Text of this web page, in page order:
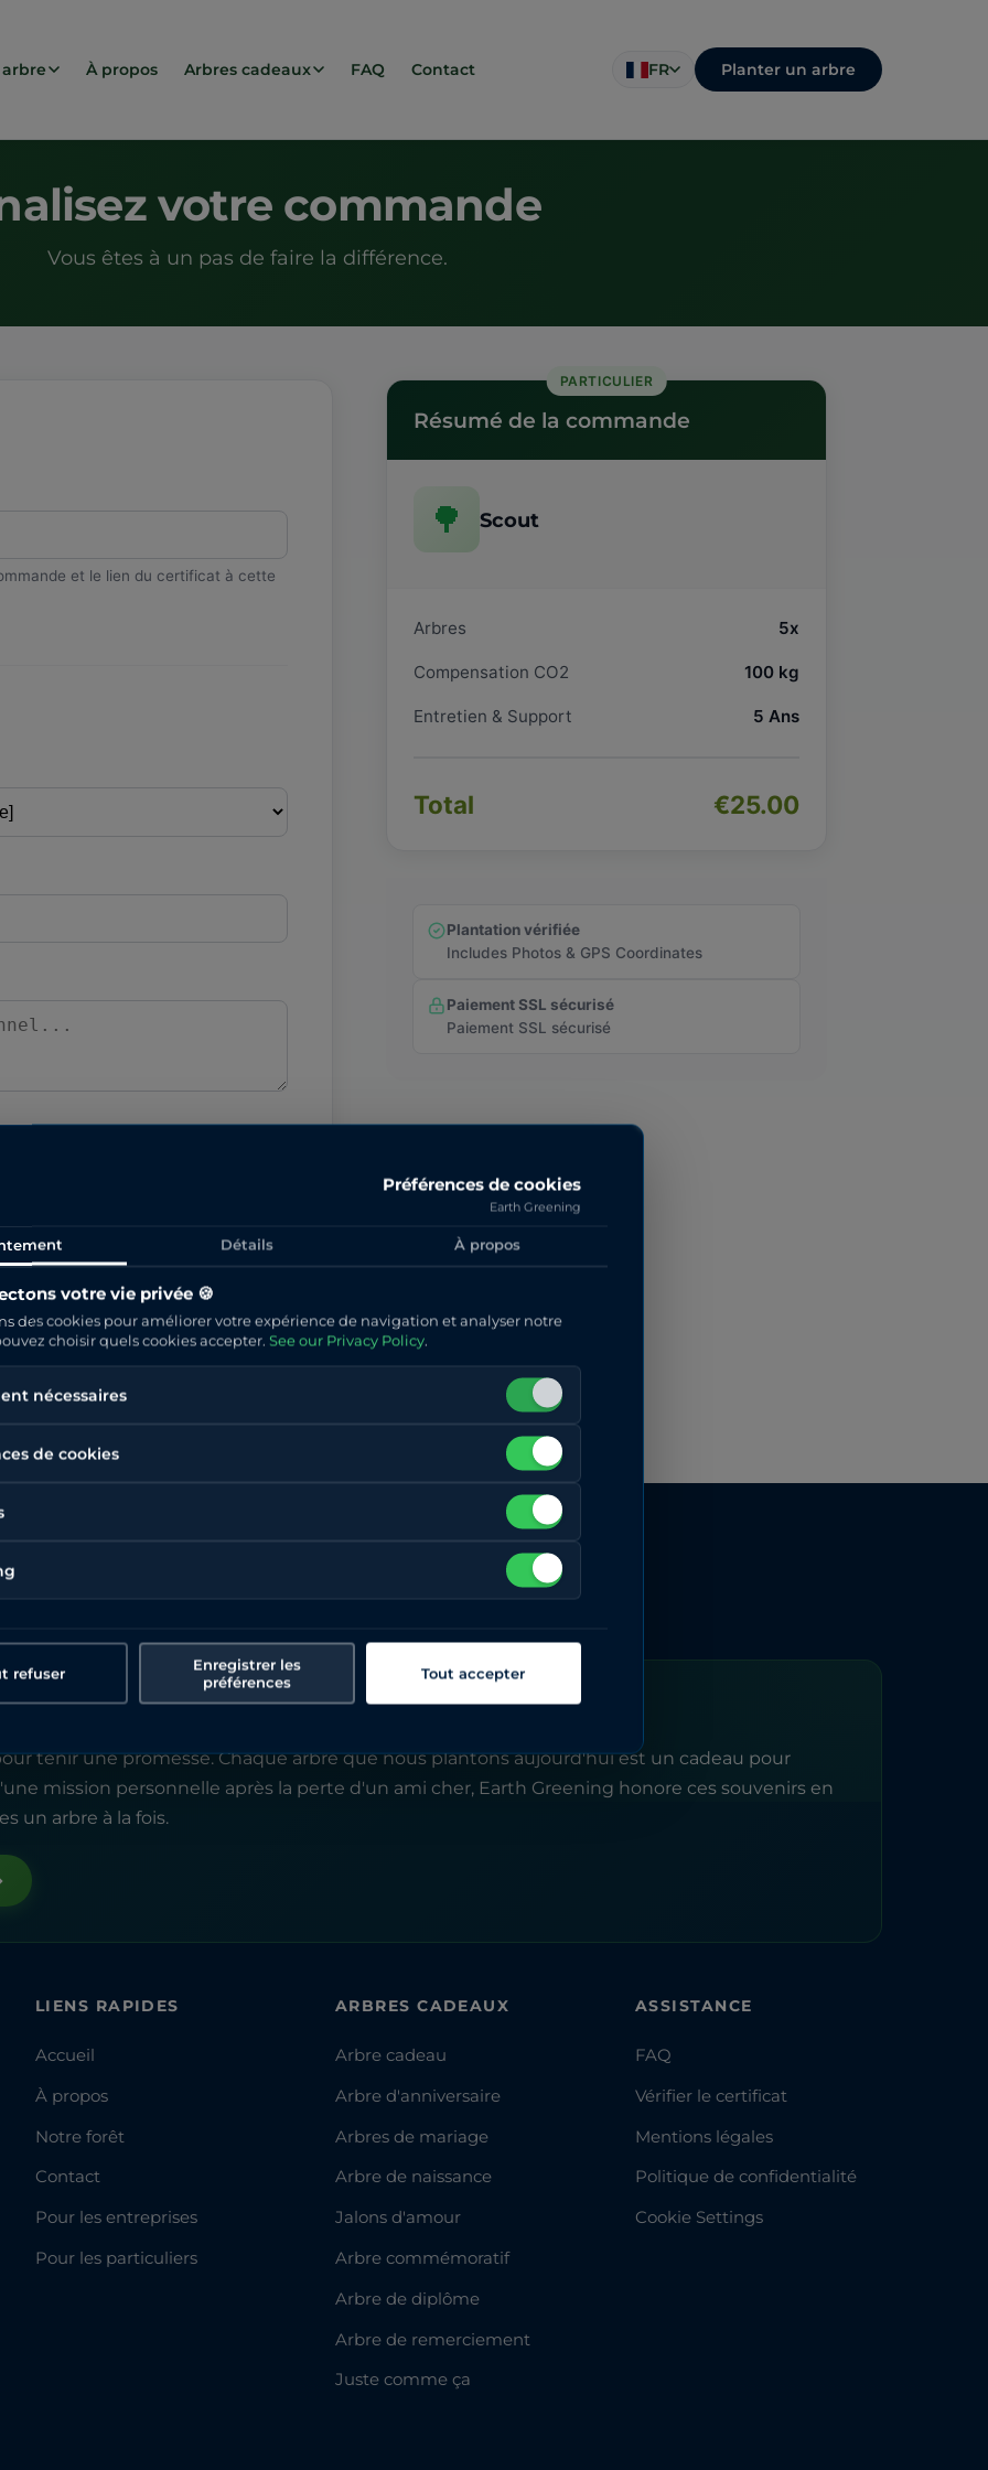
À propos Arbres cadeaux FAQ Contact FR Planter un arbre
votre commande
Vous êtes à un pas de faire la différence.
et le lien du certificat à cette
Stripe
par Stripe
Résumé de la commande
🌳 Scout
PARTICULIER
Arbres 5x
Compensation CO2 100 kg
Entretien & Support 5 Ans
Total €25.00
Plantation vérifiée
Includes Photos & GPS Coordinates
Paiement SSL sécurisé
Paiement SSL sécurisé
tenir une promesse. Chaque arbre que nous plantons aujourd'hui est un cadeau pour
mission personnelle après la perte d'un ami cher, Earth Greening honore ces souvenirs en
un arbre à la fois.
LIENS RAPIDES
Accueil
À propos
Notre forêt
Contact
Pour les entreprises
Pour les particuliers
ARBRES CADEAUX
Arbre cadeau
Arbre d'anniversaire
Arbres de mariage
Arbre de naissance
Jalons d'amour
Arbre commémoratif
Arbre de diplôme
Arbre de remerciement
Juste comme ça
ASSISTANCE
FAQ
Vérifier le certificat
Mentions légales
Politique de confidentialité
Cookie Settings
Préférences de cookies
Earth Greening
Détails À propos
votre vie privée 🍪
des cookies pour améliorer votre expérience de navigation et analyser notre
choisir quels cookies accepter. See our Privacy Policy.
nécessaires
de cookies
refuser
Enregistrer les
préférences
Tout accepter